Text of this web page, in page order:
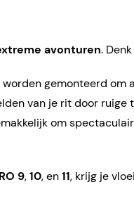
avonturen.
gemonteerd om
van je rit door ruige
om
9,10, en11, krijg je